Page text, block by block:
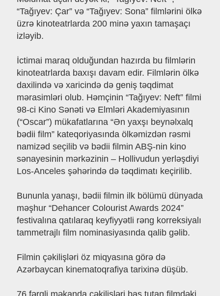
“Tağıyev: Çar” və “Tağıyev: Sona” filmlərini ölkə
üzrə kinoteatrlarda 200 minə yaxın tamaşaçı
izləyib.
İctimai maraq olduğundan hazırda bu filmlərin
kinoteatrlarda baxışı davam edir. Filmlərin ölkə
daxilində və xaricində də geniş təqdimat
mərasimləri olub. Həmçinin “Tağıyev: Neft” filmi
98-ci Kino Sənəti və Elmləri Akademiyasının
(“Oscar”) mükafatlarına “Ən yaxşı beynəlxalq
bədii film” kateqoriyasında ölkəmizdən rəsmi
namizəd seçilib və bədii filmin ABŞ-nin kino
sənayesinin mərkəzinin – Hollivudun yerləşdiyi
Los-Anceles şəhərində də təqdimatı keçirilib.
Bununla yanaşı, bədii filmin ilk bölümü dünyada
məşhur “Dehancer Colourist Awards 2024”
festivalına qatılaraq keyfiyyətli rəng korreksiyalı
tammetrajlı film nominasiyasında qalib gəlib.
Filmin çəkilişləri öz miqyasına görə də
Azərbaycan kinematoqrafiya tarixinə düşüb.